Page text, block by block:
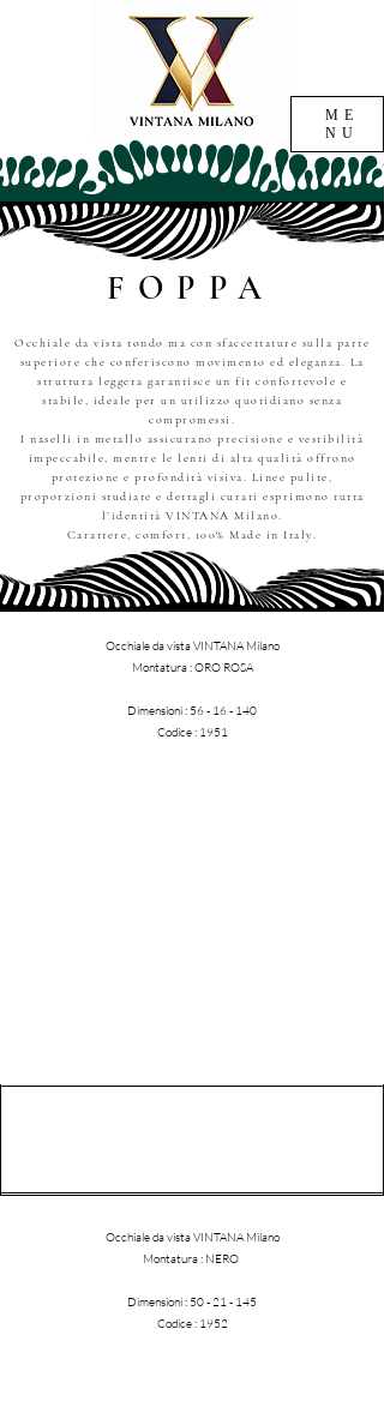
ME
NU
FOPPA
Occhiale da vista tondo ma con sfaccettature sulla parte
superiore che conferiscono movimento ed eleganza. La
struttura leggera garantisce un fit confortevole e
stabile, ideale per un utilizzo quotidiano senza
compromessi.
I naselli in metallo assicurano precisione e vestibilità
impeccabile, mentre le lenti di alta qualità offrono
protezione e profondità visiva. Linee pulite,
proporzioni studiate e dettagli curati esprimono tutta
l’identità VINTANA Milano.
Carattere, comfort, 100% Made in Italy.
Occhiale da vista VINTANA Milano
​Montatura : ORO ROSA
Dimensioni : 56 - 16 - 140
Codice : 1951
Occhiale da vista VINTANA Milano
​Montatura : NERO
Dimensioni : 50 - 21 - 145
Codice : 1952